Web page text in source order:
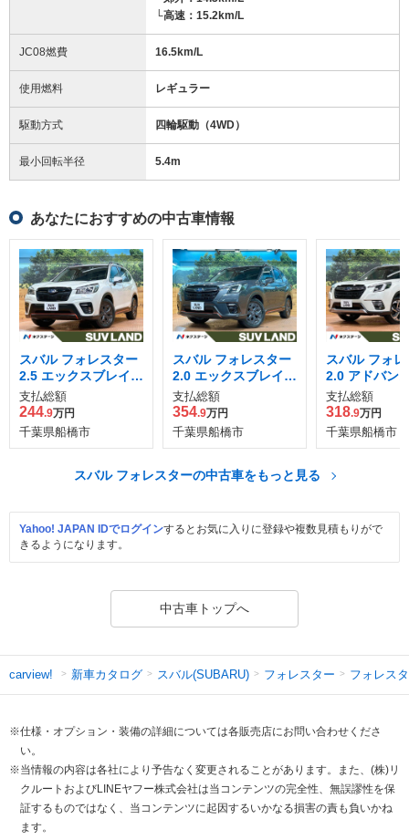
└高速：15.2km/L
JC08燃費 16.5km/L
使用燃料 レギュラー
駆動方式 四輪駆動（4WD）
最小回転半径 5.4m
あなたにおすすめの中古車情報
スバル フォレスター
2.5 エックスブレイク
4WD
支払総額
244.9万円
千葉県船橋市
スバル フォレスター
2.0 エックスブレイク
4WD
支払総額
354.9万円
千葉県船橋市
スバル フォ
2.0 アドバン
支払総額
318.9万円
千葉県船橋市
スバル フォレスターの中古車をもっと見る
Yahoo! JAPAN IDでログインするとお気に入りに登録や複数見積もりがで
きるようになります。
中古車トップへ
carview! 新車カタログ スバル(SUBARU) フォレスター フォレス
※仕様・オプション・装備の詳細については各販売店にお問い合わせくださ
い。
※当情報の内容は各社により予告なく変更されることがあります。また、(株)リ
クルートおよびLINEヤフー株式会社は当コンテンツの完全性、無誤謬性を保
証するものではなく、当コンテンツに起因するいかなる損害の責も負いかね
ます。